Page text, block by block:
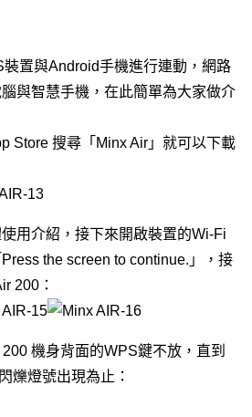
裝置與Android手機進行連動，網路
與智慧手機，在此簡單為大家做介
Store 搜尋「Minx Air」就可以下載
用介紹，接下來開啟裝置的Wi-Fi
the screen to continue.」，接
200：
機身背面的WPS鍵不放，直到
爍燈號出現為止：